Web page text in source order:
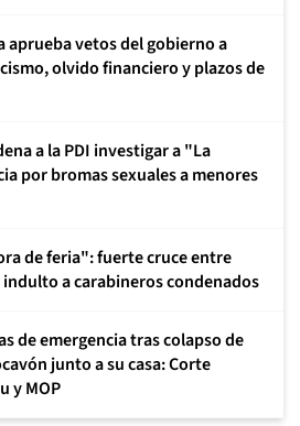
aprueba vetos del gobierno a
olvido financiero y plazos de
a la PDI investigar a "La
por bromas sexuales a menores
de feria": fuerte cruce entre
a carabineros condenados
de emergencia tras colapso de
junto a su casa: Corte
y MOP